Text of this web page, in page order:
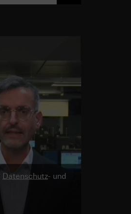
Datenschutz- und